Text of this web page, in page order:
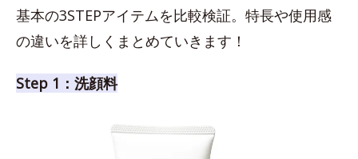
基本の3STEPアイテムを比較検証。特長や使用感
の違いを詳しくまとめていきます！
Step 1：洗顔料